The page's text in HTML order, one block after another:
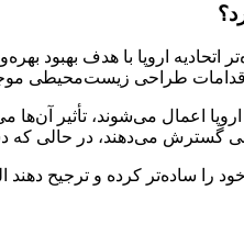
گسترش می‌دهند، در حالی
را ساده‌تر کرده و ترجیح دهند